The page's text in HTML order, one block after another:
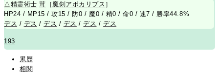
△精霊術士 茸 ［ 魔剣アポカリプス ］
HP24 / MP15 / 攻15 / 防0 / 魔0 / 精0 / 命0 / 速7 / 勝率44.8%
デス / デス /デス / デス /デス /デス
193
累歴
相関